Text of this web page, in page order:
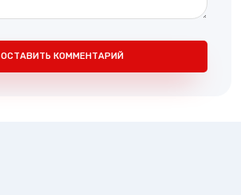
ОСТАВИТЬ КОММЕНТАРИЙ